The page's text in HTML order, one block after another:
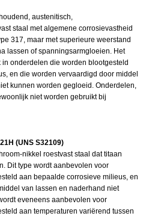
austenitisch,
staal met algemene corrosievastheid
317, maar met superieure weerstand
lassen of spanningsarmgloeien. Het
onderdelen die worden blootgesteld
en die worden vervaardigd door middel
kunnen worden gegloeid. Onderdelen,
niet worden gebruikt bij
(UNS S32109)
nikkel roestvast staal dat titaan
Dit type wordt aanbevolen voor
aan bepaalde corrosieve milieus, en
van lassen en naderhand niet
eveneens aanbevolen voor
aan temperaturen variërend tussen